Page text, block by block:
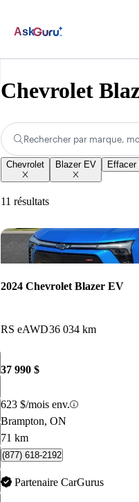
Ask
Chevrolet
Rechercher par marque,
Chevrolet Blazer EV Effacer
11 résultats
2024 Chevrolet Blazer EV
RS eAWD36 034 km
37 990 $
623 $/mois env.
Brampton, ON
71 km
(877) 618-2192
Partenaire CarGurus